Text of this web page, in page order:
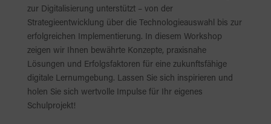
zur Digitalisierung unterstützt – von der
Strategieentwicklung über die Technologieauswahl bis zur
erfolgreichen Implementierung. In diesem Workshop
zeigen wir Ihnen bewährte Konzepte, praxisnahe
Lösungen und Erfolgsfaktoren für eine zukunftsfähige
digitale Lernumgebung. Lassen Sie sich inspirieren und
holen Sie sich wertvolle Impulse für Ihr eigenes
Schulprojekt!